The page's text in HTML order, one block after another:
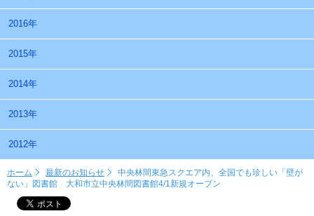
2016年
2015年
2014年
2013年
2012年
ホーム 最新のお知らせ
中央林間東急スクエア内、全国でも珍しい「壁が
ない」図書館 大和市立中央林間図書館4/1新規オープン